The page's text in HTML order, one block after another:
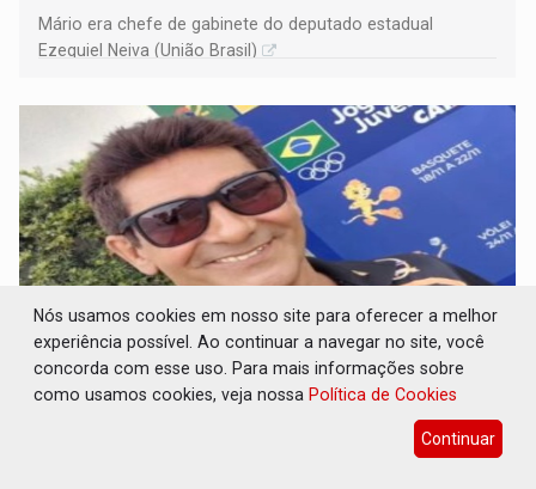
Mário era chefe de gabinete do deputado estadual
Ezequiel Neiva (União Brasil)
PESAR: Seduc emite nota pelo falecimento
Nós usamos cookies em nosso site para oferecer a melhor
experiência possível. Ao continuar a navegar no site, você
concorda com esse uso. Para mais informações sobre
como usamos cookies, veja nossa Política de Cookies
Continuar